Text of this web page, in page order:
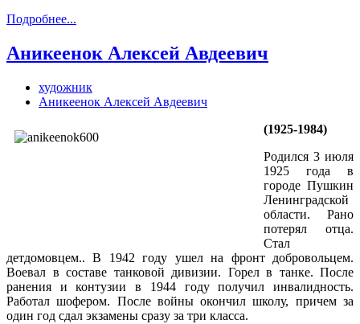
Подробнее...
Аникеенок Алексей Авдеевич
художник
Аникеенок Алексей Авдеевич
(1925-1984)
Родился 3 июля
1925 года в
городе Пушкин
Ленинградской
области. Рано
потерял отца.
Стал
детдомовцем.. В 1942 году ушел на фронт добровольцем.
Воевал в составе танковой дивизии. Горел в танке. После
ранения и контузии в 1944 году получил инвалидность.
Работал шофером. После войны окончил школу, причем за
один год сдал экзамены сразу за три класса.